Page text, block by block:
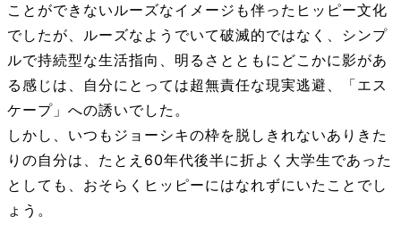
ことができないルーズなイメージも伴ったヒッピー文化
でしたが、ルーズなようでいて破滅的ではなく、シンプ
ルで持続型な生活指向、明るさとともにどこかに影があ
る感じは、自分にとっては超無責任な現実逃避、「エス
ケープ」への誘いでした。
しかし、いつもジョーシキの枠を脱しきれないありきた
りの自分は、たとえ60年代後半に折よく大学生であった
としても、おそらくヒッピーにはなれずにいたことでし
ょう。